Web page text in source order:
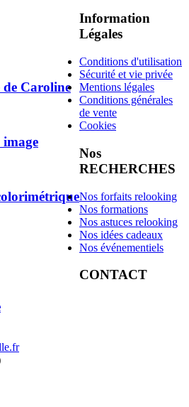
de Caroline
image
Information
Légales
Conditions d'utilisation
Sécurité et vie privée
Mentions légales
Conditions générales
de vente
Cookies
Nos
RECHERCHES
Nos forfaits relooking
Nos formations
Nos astuces relooking
Nos idées cadeaux
Nos événementiels
CONTACT